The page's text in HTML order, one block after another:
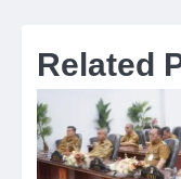
Related